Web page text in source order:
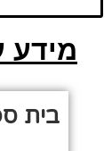
מידע
בית